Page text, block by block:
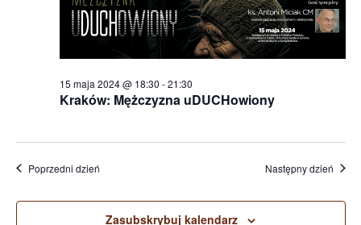
Kraków: Mężczyzna uDUCHowiony
15 maja 2024 @ 18:30 -21:30
Poprzedni dzień Następny dzień
Zasubskrybuj kalendarz